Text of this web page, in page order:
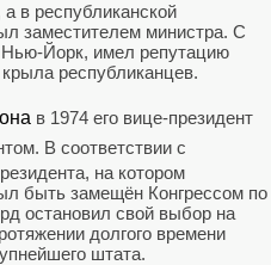
в республиканской
заместителем министра. С
Нью-Йорк, имел репутацию
республиканцев.
в 1974 его вице-президент
В соответствии с
на котором
быть замещён Конгрессом по
остановил свой выбор на
долгого времени
штата.